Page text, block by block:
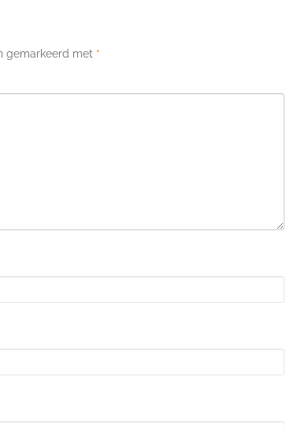
gemarkeerd met *